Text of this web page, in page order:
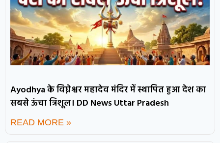
Ayodhya के विघ्नेश्वर महादेव मंदिर में स्थापित हुआ देश का
सबसे ऊंचा त्रिशूल। DD News Uttar Pradesh
READ MORE »